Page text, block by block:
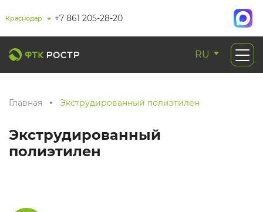
Краснодар +7 861 205-28-20
RU
Главная Экструдированный полиэтилен
Экструдированный
полиэтилен